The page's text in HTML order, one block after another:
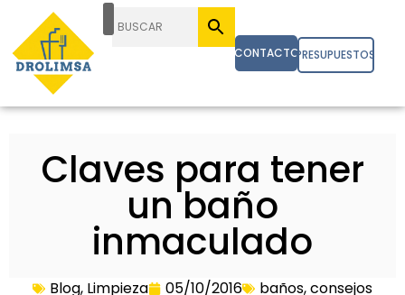
CONTACTOPRESUPUESTOS
Claves para tener
un baño
inmaculado
Blog, Limpieza 05/10/2016 baños,consejos